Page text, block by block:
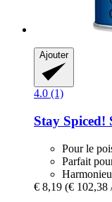
Ajouter
4.0 (1)
Stay Spiced!
Pour le
Parfait
€ 8,19 (€ 102,38